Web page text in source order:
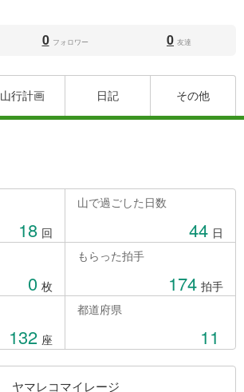
0 フォロワー 0 友達
山行計画 日記 その他
18 回
山で過ごした日数
44 日
0 枚
もらった拍手
174 拍手
132 座
都道府県
11
ヤマレコマイレージ